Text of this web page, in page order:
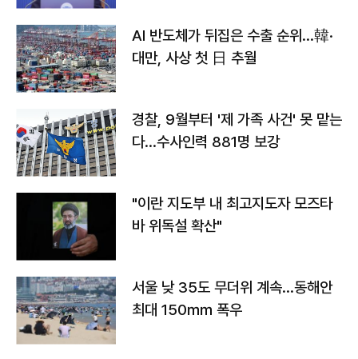
AI 반도체가 뒤집은 수출 순위…韓·
대만, 사상 첫 日 추월
경찰, 9월부터 '제 가족 사건' 못 맡는
다…수사인력 881명 보강
"이란 지도부 내 최고지도자 모즈타
바 위독설 확산"
서울 낮 35도 무더위 계속…동해안
최대 150㎜ 폭우